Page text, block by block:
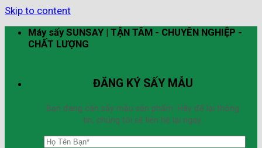
Skip to content
Máy sấy SUNSAY | TẬN TÂM - CHUYÊN NGHIỆP -
CHẤT LƯỢNG
ĐĂNG KÝ SẤY MẪU
Bạn đang cần sấy mẫu sản phẩm. Hãy để lại thông
tin, chúng tôi sẽ liên hệ lại ngay.